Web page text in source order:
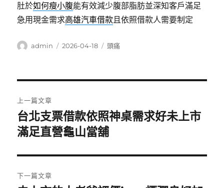
肚於如何瘦小腹能有效減少腹部脂肪並深知客戶滿足
急用現金需求高雄汽車借款且依照借款人需要制定
作
admin
發
2026-04-18
分
頭痛
章
導
覽
上一篇文章
上
一
文
章:
台北支票借款依照神桌需求好未上市
滿足直營龜山當舖
下一篇文章